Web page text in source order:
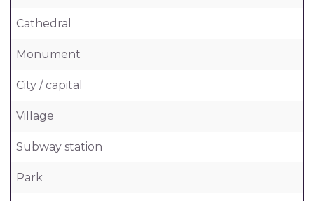
Cathedral
Monument
City / capital
Village
Subway station
Park